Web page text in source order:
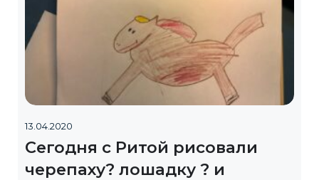
13.04.2020
Сегодня с Ритой рисовали
черепаху? лошадку ? и